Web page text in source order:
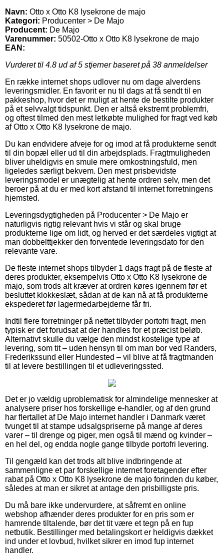
Navn: Otto x Otto K8 lysekrone de majo
Kategori: Producenter > De Majo
Producent: De Majo
Varenummer: 50502-Otto x Otto K8 lysekrone de majo
EAN:
Vurderet til 4.8 ud af 5 stjerner baseret på 38 anmeldelser
En række internet shops udlover nu om dage alverdens
leveringsmidler. En favorit er nu til dags at få sendt til en
pakkeshop, hvor det er muligt at hente de bestilte produkter
på et selvvalgt tidspunkt. Den er altså ekstremt problemfri,
og oftest tilmed den mest letkøbte mulighed for fragt ved køb
af Otto x Otto K8 lysekrone de majo.
Du kan endvidere afveje for og imod at få produkterne sendt
til din bopæl eller ud til din arbejdsplads. Fragtmuligheden
bliver uheldigvis en smule mere omkostningsfuld, men
ligeledes særligt bekvem. Den mest prisbevidste
leveringsmodel er unægtelig at hente ordren selv, men det
beroer på at du er med kort afstand til internet forretningens
hjemsted.
Leveringsdygtigheden på Producenter > De Majo er
naturligvis rigtig relevant hvis vi står og skal bruge
produkterne lige om lidt, og herved er det særdeles vigtigt at
man dobbelttjekker den forventede leveringsdato for den
relevante vare.
De fleste internet shops tilbyder 1 dags fragt på de fleste af
deres produkter, eksempelvis Otto x Otto K8 lysekrone de
majo, som trods alt kræver at ordren køres igennem før et
besluttet klokkeslæt, sådan at de kan nå at få produkterne
ekspederet før lagermedarbejderne får fri.
Indtil flere forretninger på nettet tilbyder portofri fragt, men
typisk er det forudsat at der handles for et præcist beløb.
Alternativt skulle du vælge den mindst kostelige type af
levering, som tit – uden hensyn til om man bor ved Randers,
Frederikssund eller Hundested – vil blive at få fragtmanden
til at levere bestillingen til et udleveringssted.
Det er jo vældig uproblematisk for almindelige mennesker at
analysere priser hos forskellige e-handler, og af den grund
har flertallet af De Majo internet handler i Danmark været
tvunget til at stampe udsalgspriserne på mange af deres
varer – til drenge og piger, men også til mænd og kvinder –
en hel del, og endda nogle gange tilbyde portofri levering.
Til gengæld kan det trods alt blive indbringende at
sammenligne et par forskellige internet foretagender efter
rabat på Otto x Otto K8 lysekrone de majo forinden du køber,
således at man er sikret at antage den prisbilligste pris.
Du må bare ikke undervurdere, at såfremt en online
webshop afhænder deres produkter for en pris som er
hamrende tiltalende, bør det tit være et tegn på en fup
netbutik. Bestillinger med betalingskort er heldigvis dækket
ind under et lovbud, hvilket sikrer en imod fup internet
handler.